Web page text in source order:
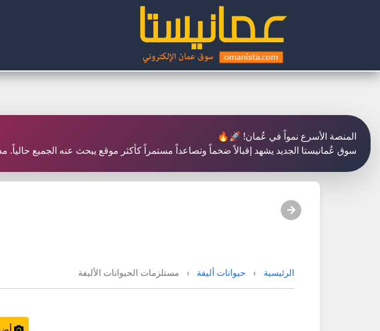
المنصة الأسرع نمواً في عُمان! 🚀🔥
سوق عُمانيستا الجديد يشهد إقبالاً ضخماً وتصاعداً مستمراً كأكثر موقع يبحث عنه الجميع
الرئيسية حيوانات أليفة مستلزمات الحيوانات الأليفة